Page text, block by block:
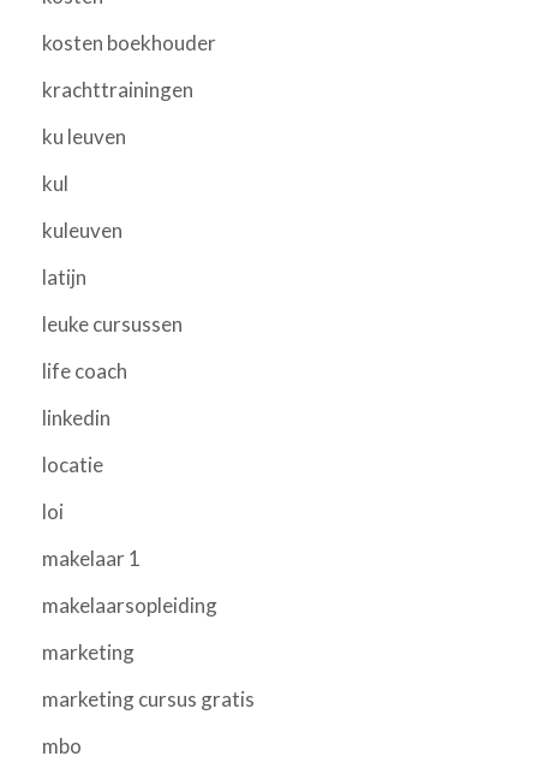
kosten boekhouder
krachttrainingen
ku leuven
kul
kuleuven
latijn
leuke cursussen
life coach
linkedin
locatie
loi
makelaar 1
makelaarsopleiding
marketing
marketing cursus gratis
mbo